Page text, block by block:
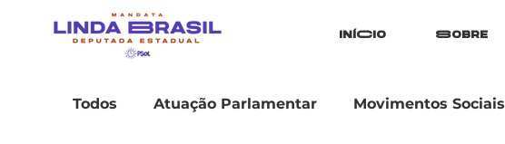
iníCio Sobre
Todos Atuação Parlamentar Movimentos Sociais